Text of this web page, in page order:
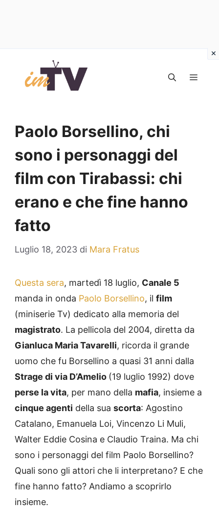
contenuto
Paolo Borsellino, chi
sono i personaggi del
film con Tirabassi: chi
erano e che fine hanno
fatto
Luglio 18, 2023 di Mara Fratus
Questa sera, martedì 18 luglio, Canale 5
manda in onda Paolo Borsellino, il film
(miniserie Tv) dedicato alla memoria del
magistrato. La pellicola del 2004, diretta da
Gianluca Maria Tavarelli, ricorda il grande
uomo che fu Borsellino a quasi 31 anni dalla
Strage di via D’Amelio (19 luglio 1992) dove
perse la vita, per mano della mafia, insieme a
cinque agenti della sua scorta: Agostino
Catalano, Emanuela Loi, Vincenzo Li Muli,
Walter Eddie Cosina e Claudio Traina. Ma chi
sono i personaggi del film Paolo Borsellino?
Quali sono gli attori che li interpretano? E che
fine hanno fatto? Andiamo a scoprirlo
insieme.